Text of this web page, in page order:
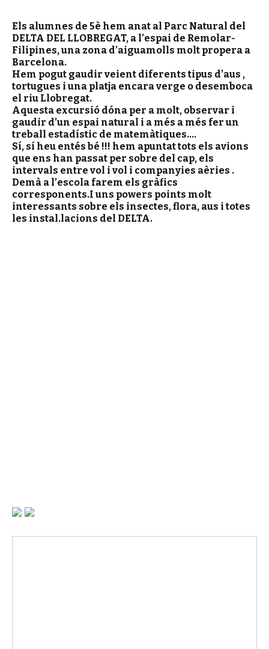
Els alumnes de 5è hem anat al Parc Natural del
DELTA DEL LLOBREGAT, a l’espai de Remolar-
Filipines, una zona d’aiguamolls molt propera a
Barcelona.
Hem pogut gaudir veient diferents tipus d’aus ,
tortugues i una platja encara verge o desemboca
el riu Llobregat.
Aquesta excursió dóna per a molt, observar i
gaudir d’un espai natural i a més a més fer un
treball estadístic de matemàtiques….
Sí, sí heu entés bé !!! hem apuntat tots els avions
que ens han passat per sobre del cap, els
intervals entre vol i vol i companyies aèries .
Demà a l’escola farem els gràfics
corresponents.I uns powers points molt
interessants sobre els insectes, flora, aus i totes
les instal.lacions del DELTA.